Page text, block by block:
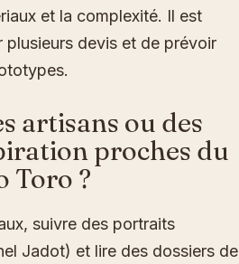
et la complexité. Il est
plusieurs devis et de prévoir
artisans ou des
proches du
Toro ?
suivre des portraits
Jadot) et lire des dossiers de